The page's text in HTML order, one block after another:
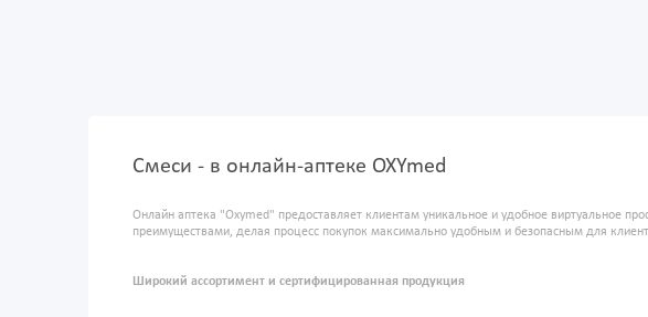
Смеси - в онлайн-аптеке OXYmed
Онлайн аптека "Oxymed" предоставляет клиентам уникальное и удобное виртуальное
преимуществами, делая процесс покупок максимально удобным и безопасным для
Широкий ассортимент и сертифицированная продукция